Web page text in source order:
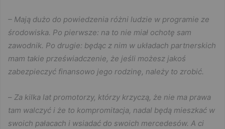
– Mają dużo do powiedzenia różni ludzie w programie ze
środowiska. Po pierwsze: na to nie miał ochotę sam
zawodnik. Po drugie: będąc z nim w układach partnerskich
mam takie przeświadczenie, że jeśli możesz jakoś
zabezpieczyć finansowo jego rodzinę, należy to zrobić.
– Za kilka lat promotorzy, którzy krzyczą, że nie ma prawa
tam walczyć i że to kompromitacja, nadal będą mieszkać w
swoich pałacach i wsiadać do swoich mercedesów. A ci